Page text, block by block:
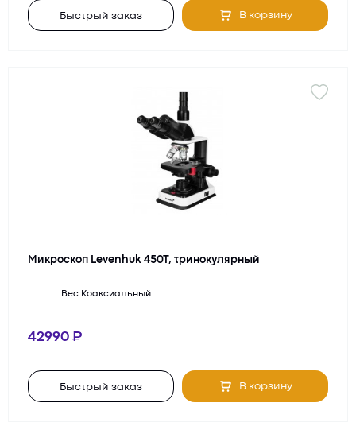
Быстрый заказ В корзину
Микроскоп Levenhuk 450T, тринокулярный
Вес Коаксиальный
42990
Быстрый заказ В корзину